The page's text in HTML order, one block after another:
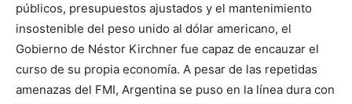
públicos, presupuestos ajustados y el mantenimiento
insostenible del peso unido al dólar americano, el
Gobierno de Néstor Kirchner fue capaz de encauzar el
curso de su propia economía. A pesar de las repetidas
amenazas del FMI, Argentina se puso en la línea dura con